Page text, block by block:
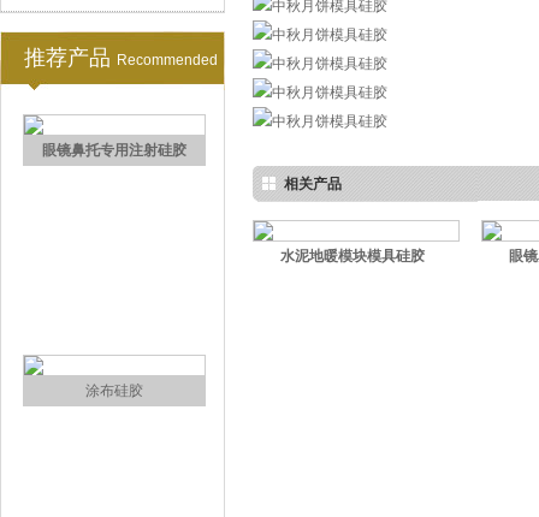
推荐产品 Recommended
相关产品
水泥地暖模块模具硅胶 眼